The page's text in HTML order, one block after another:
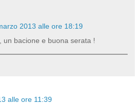
2013 alle ore 18:19
un bacione e buona serata !
alle ore 11:39